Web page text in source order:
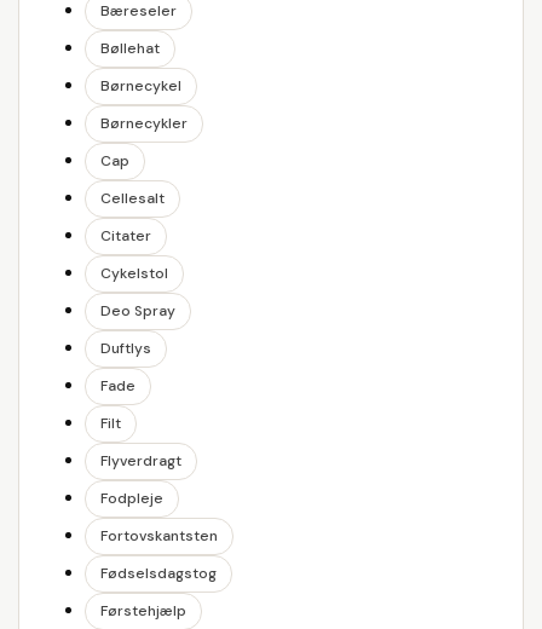
Bæreseler
Bøllehat
Børnecykel
Børnecykler
Cap
Cellesalt
Citater
Cykelstol
Deo Spray
Duftlys
Fade
Filt
Flyverdragt
Fodpleje
Fortovskantsten
Fødselsdagstog
Førstehjælp